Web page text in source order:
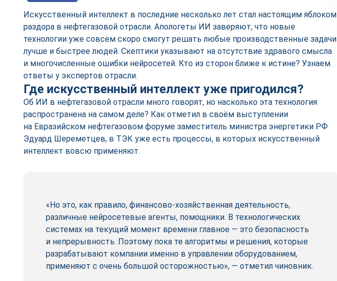
Искусственный интеллект в последние несколько лет стал настоящим яблоком
раздора в нефтегазовой отрасли. Апологеты ИИ заверяют, что новые
технологии уже совсем скоро смогут решать любые производственные задачи
лучше и быстрее людей. Скептики указывают на отсутствие здравого смысла
и многочисленные ошибки нейросетей. Кто из сторон ближе к истине? Узнаем
ответы у экспертов отрасли.
Где искусственный интеллект уже пригодился?
Об ИИ в нефтегазовой отрасли много говорят, но насколько эта технология
распространена на самом деле? Как отметил в своём выступлении
на Евразийском нефтегазовом форуме заместитель министра энергетики РФ
Эдуард Шереметцев, в ТЭК уже есть процессы, в которых искусственный
интеллект вовсю применяют.
«Но это, как правило, финансово-­хозяйственная деятельность,
различные нейросетевые агенты, помощники. В технологических
системах на текущий момент времени главное — это безопасность
и непрерывность. Поэтому пока те алгоритмы и решения, которые
разрабатывают компании именно в управлении оборудованием,
применяют с очень большой осторожностью», — отметил чиновник.